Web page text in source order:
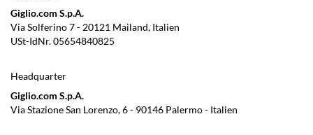
Giglio.com S.p.A.
Via Solferino 7 - 20121 Mailand, Italien
USt-IdNr. 05654840825
Headquarter
Giglio.com S.p.A.
Via Stazione San Lorenzo, 6 - 90146 Palermo - Italien